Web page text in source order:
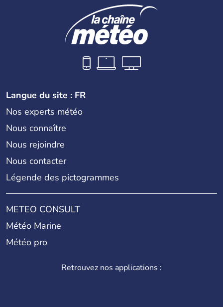
Langue du site : FR
Nos experts météo
Nous connaître
Nous rejoindre
Nous contacter
Légende des pictogrammes
METEO CONSULT
Météo Marine
Météo pro
Retrouvez nos applications :